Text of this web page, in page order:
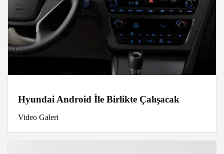
Hyundai Android İle Birlikte Çalışacak
Video Galeri